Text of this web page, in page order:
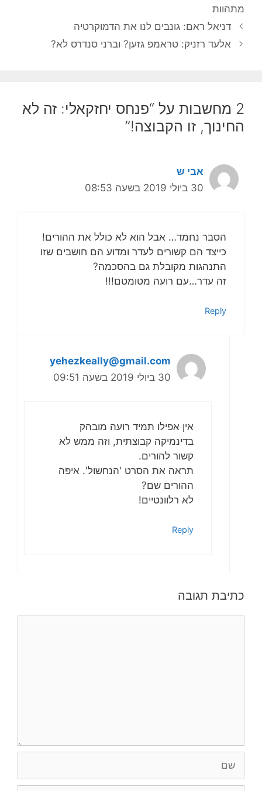
מתהוות
דניאל ראם: גונבים לנו את הדמוקרטיה
אלעד רזניק: טראמפ גזען? וברני סנדרס לא?
2 מחשבות על “פנחס יחזקאלי: זה לא
החינוך, זו הקבוצה!”
אבי ש
30 ביולי 2019 בשעה 08:53
הסבר נחמד… אבל הוא לא כולל את ההורים!
כייצד הם קשורים לעדר ומדוע הם חושבים שזו
התנהגות מקובלת גם בהסכמה?
זה עדר…עם רועה מטומטם!!!
Reply
yehezkeally@gmail.com
30 ביולי 2019 בשעה 09:51
אין אפילו תמיד רועה מובהק
בדינמיקה קבוצתית, וזה ממש לא
קשור להורים.
תראה את הסרט 'הנחשול'. איפה
ההורים שם?
לא רלוונטיים!
Reply
כתיבת תגובה